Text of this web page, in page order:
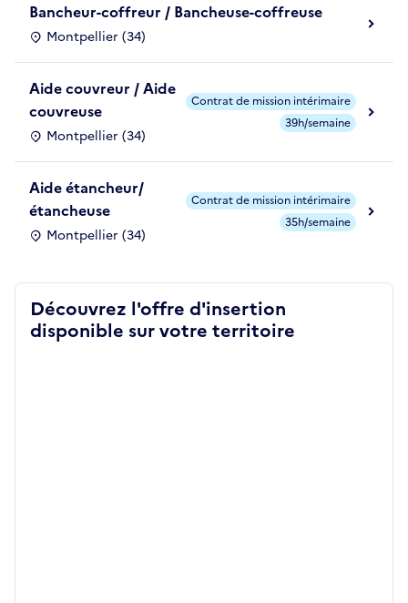
Bancheur-coffreur / Bancheuse-coffreuse
Montpellier (34)
Aide couvreur / Aide
couvreuse
Montpellier (34)
Contrat de mission intérimaire
39h/semaine
Aide étancheur/
étancheuse
Montpellier (34)
Contrat de mission intérimaire
35h/semaine
Découvrez l'offre d'insertion
disponible sur votre territoire